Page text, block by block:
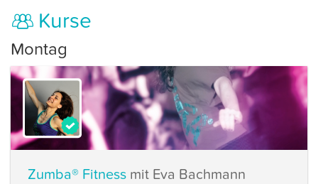
Kurse
Montag
Zumba® Fitness mit Eva Bachmann